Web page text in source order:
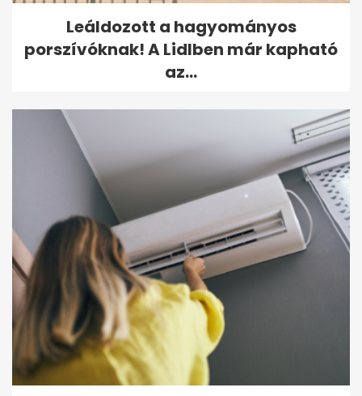
Leáldozott a hagyományos
porszívóknak! A Lidlben már kapható
az...